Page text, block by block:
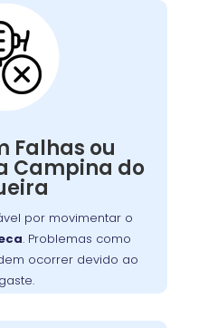
Falhas ou
Campina do
por movimentar o
. Problemas como
ocorrer devido ao
Falhas ou
da
de lavar roupas
problemas elétricos.
cheiro de queimado
não iniciar o ciclo
deve ser consultado
do motor